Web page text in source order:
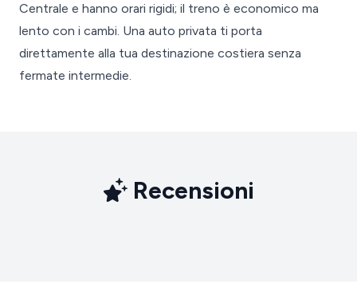
Centrale e hanno orari rigidi; il treno è economico ma
lento con i cambi. Una auto privata ti porta
direttamente alla tua destinazione costiera senza
fermate intermedie.
Recensioni